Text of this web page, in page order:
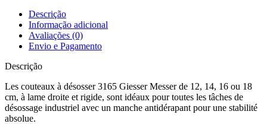
Descrição
Informação adicional
Avaliações (0)
Envio e Pagamento
Descrição
Les couteaux à désosser 3165 Giesser Messer de 12, 14, 16 ou 18
cm, à lame droite et rigide, sont idéaux pour toutes les tâches de
désossage industriel avec un manche antidérapant pour une stabilité
absolue.